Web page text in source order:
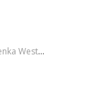
Westphalová